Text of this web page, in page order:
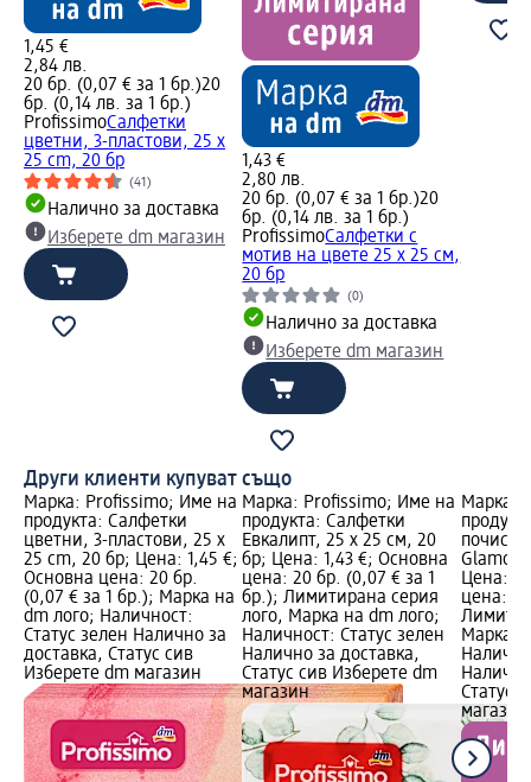
1,45 €
2,84 лв.
20 бр. (0,07 € за 1 бр.)20
бр. (0,14 лв. за 1 бр.)
ProfissimoСалфетки
цветни, 3-пластови, 25 x
25 cm, 20 бр
(41)
Налично за доставка
Изберете dm магазин
1,43 €
2,80 лв.
20 бр. (0,07 € за 1 бр.)20
бр. (0,14 лв. за 1 бр.)
ProfissimoСалфетки с
мотив на цвете 25 x 25 см,
20 бр
(0)
Налично за доставка
Изберете dm магазин
Други клиенти купуват също
Марка: Profissimo; Име на
продукта: Салфетки
цветни, 3-пластови, 25 x
25 cm, 20 бр; Цена: 1,45 €;
Основна цена: 20 бр.
(0,07 € за 1 бр.); Марка на
dm лого; Наличност:
Статус зелен Налично за
доставка, Статус сив
Изберете dm магазин
Марка: Profissimo; Име на
продукта: Салфетки
Евкалипт, 25 х 25 см, 20
бр; Цена: 1,43 €; Основна
цена: 20 бр. (0,07 € за 1
бр.); Лимитирана серия
лого, Марка на dm лого;
Наличност: Статус зелен
Налично за доставка,
Статус сив Изберете dm
магазин
Марка:
Цена:
цена: 1
Марка
Статус
магазин